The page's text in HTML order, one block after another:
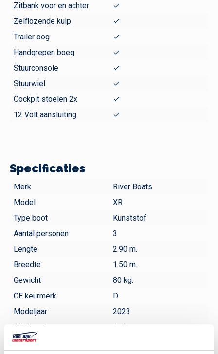
Zitbank voor en achter
✓
Zelflozende kuip
✓
Trailer oog
✓
Handgrepen boeg
✓
Stuurconsole
✓
Stuurwiel
✓
Cockpit stoelen 2x
✓
12 Volt aansluiting
✓
Specificaties
Merk
River Boats
Model
XR
Type boot
Kunststof
Aantal personen
3
Lengte
2.90 m.
Breedte
1.50 m.
Gewicht
80 kg.
CE keurmerk
D
Modeljaar
2023
Minimaal vermogen
6 pk
Aanbevolen vermogen